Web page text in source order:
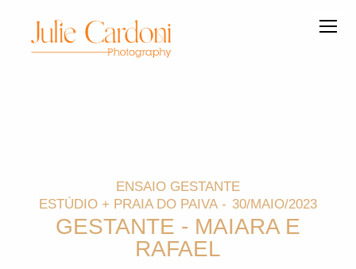
ENSAIO GESTANTE
ESTÚDIO + PRAIA DO PAIVA
30/MAIO/2023
GESTANTE - MAIARA E
RAFAEL